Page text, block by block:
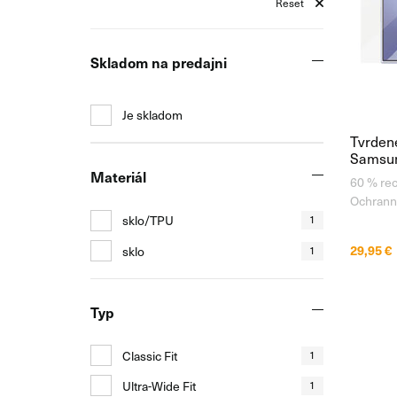
Reset
Skladom na predajni
Je skladom
Materiál
sklo/TPU 1
sklo 1
Typ
Classic Fit 1
Ultra-Wide Fit 1
60 %
tvorené
29,95 €